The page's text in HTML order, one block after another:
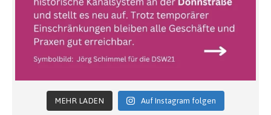
MEHR LADEN Auf Instagram folgen